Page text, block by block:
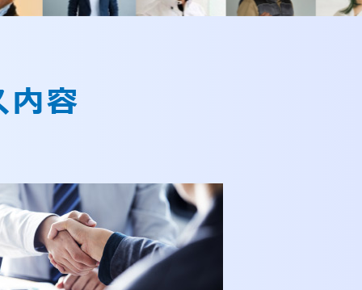
内容